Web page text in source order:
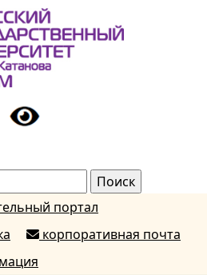
портал
корпоративная почта